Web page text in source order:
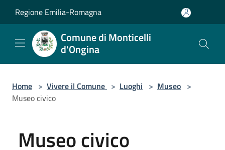
Regione Emilia-Romagna
Comune di Monticelli
d'Ongina
Home > Vivere il Comune > Luoghi > Museo >
Museo civico
Museo civico